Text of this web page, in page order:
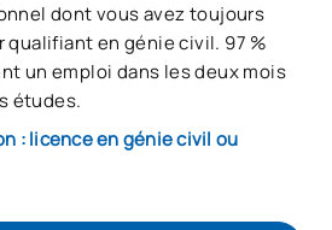
dont vous avez toujours
qualifiant en génie civil. 97 %
un emploi dans les deux mois
études.
: licence en génie civil ou